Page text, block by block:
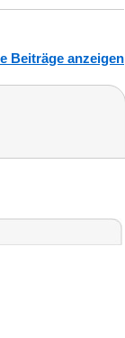
Beiträge anzeigen